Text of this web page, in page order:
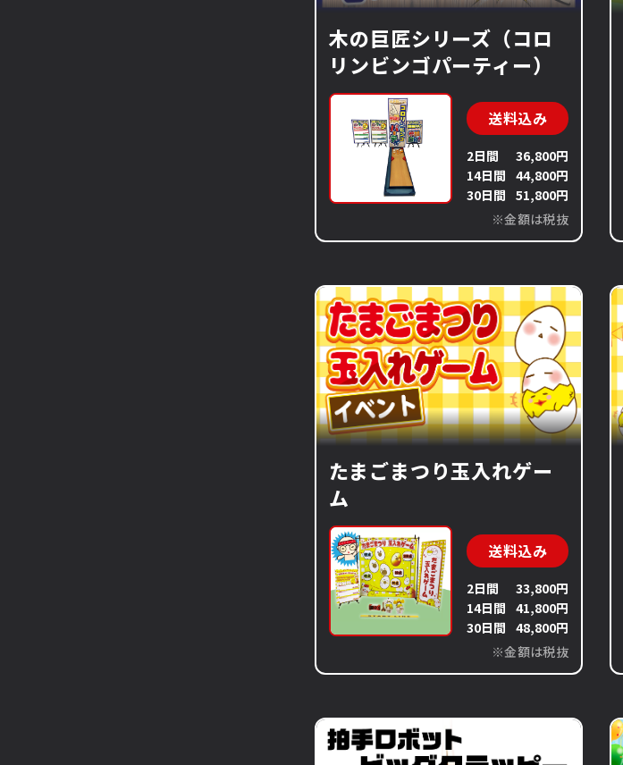
木の巨匠シリーズ（コロ
リンビンゴパーティー）
送料込み
2日間
36,800円
14日間 44,800円
30日間 51,800円
※金額は税抜
たまごまつり玉入れゲー
ム
送料込み
2日間
33,800円
14日間 41,800円
30日間 48,800円
※金額は税抜